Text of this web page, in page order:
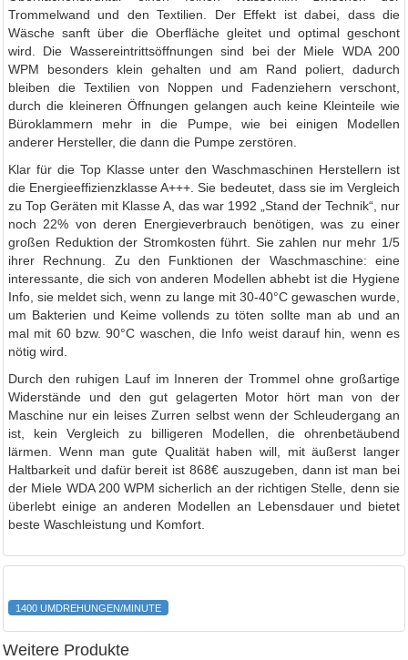
Trommelwand und den Textilien. Der Effekt ist dabei, dass die
Wäsche sanft über die Oberfläche gleitet und optimal geschont
wird. Die Wassereintrittsöffnungen sind bei der Miele WDA 200
WPM besonders klein gehalten und am Rand poliert, dadurch
bleiben die Textilien von Noppen und Fadenziehern verschont,
durch die kleineren Öffnungen gelangen auch keine Kleinteile wie
Büroklammern mehr in die Pumpe, wie bei einigen Modellen
anderer Hersteller, die dann die Pumpe zerstören.
Klar für die Top Klasse unter den Waschmaschinen Herstellern ist
die Energieeffizienzklasse A+++. Sie bedeutet, dass sie im Vergleich
zu Top Geräten mit Klasse A, das war 1992 „Stand der Technik“, nur
noch 22% von deren Energieverbrauch benötigen, was zu einer
großen Reduktion der Stromkosten führt. Sie zahlen nur mehr 1/5
ihrer Rechnung. Zu den Funktionen der Waschmaschine: eine
interessante, die sich von anderen Modellen abhebt ist die Hygiene
Info, sie meldet sich, wenn zu lange mit 30-40°C gewaschen wurde,
um Bakterien und Keime vollends zu töten sollte man ab und an
mal mit 60 bzw. 90°C waschen, die Info weist darauf hin, wenn es
nötig wird.
Durch den ruhigen Lauf im Inneren der Trommel ohne großartige
Widerstände und den gut gelagerten Motor hört man von der
Maschine nur ein leises Zurren selbst wenn der Schleudergang an
ist, kein Vergleich zu billigeren Modellen, die ohrenbetäubend
lärmen. Wenn man gute Qualität haben will, mit äußerst langer
Haltbarkeit und dafür bereit ist 868€ auszugeben, dann ist man bei
der Miele WDA 200 WPM sicherlich an der richtigen Stelle, denn sie
überlebt einige an anderen Modellen an Lebensdauer und bietet
beste Waschleistung und Komfort.
1400 UMDREHUNGEN/MINUTE
Weitere Produkte